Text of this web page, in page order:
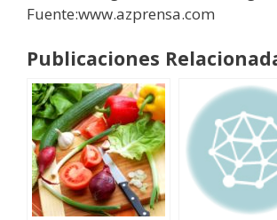
Fuente:www.azprensa.com
Publicaciones